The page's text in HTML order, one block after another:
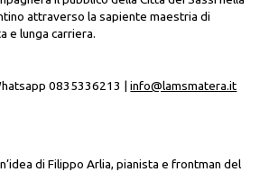
attraverso la sapiente maestria di
e lunga carriera.
0835336213 |info@lamsmatera.it
di Filippo Arlia, pianista e frontman del